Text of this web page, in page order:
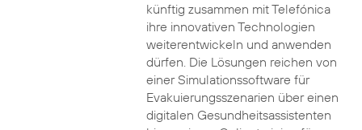
künftig zusammen mit Telefónica
ihre innovativen Technologien
weiterentwickeln und anwenden
dürfen. Die Lösungen reichen von
einer Simulationssoftware für
Evakuierungsszenarien über einen
digitalen Gesundheitsassistenten